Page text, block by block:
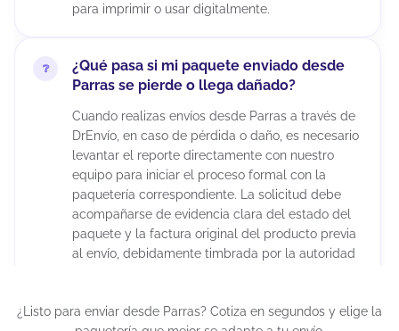
para imprimir o usar digitalmente.
¿Qué pasa si mi paquete enviado desde
Parras se pierde o llega dañado?
Cuando realizas envíos desde Parras a través de
DrEnvío, en caso de pérdida o daño, es necesario
levantar el reporte directamente con nuestro
equipo para iniciar el proceso formal con la
paquetería correspondiente. La solicitud debe
acompañarse de evidencia clara del estado del
paquete y la factura original del producto previa
al envío, debidamente timbrada por la autoridad
evaluación de la empresa de mensajería, ya que
¿Listo para enviar desde Parras? Cotiza en segundos y elige la